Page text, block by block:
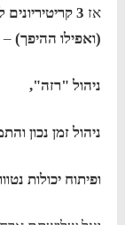
אז
3
(ואפילו ההיפך) –
ניהול "רזה",
ניהול זמן נכון
ופיתוח יכולות